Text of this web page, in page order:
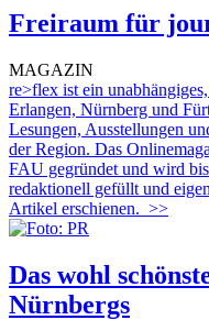
Freiraum für
MAGAZIN
re>flex ist ein
Erlangen, Nürnberg und
Lesungen, Ausstellungen
der Region. Das
FAU gegründet und wird
redaktionell gefüllt und
Artikel erschienen. >>
Das wohl
Nürnbergs